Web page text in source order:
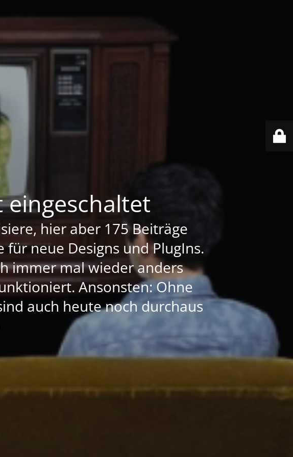
hier aber 175 Beiträge
neue Designs und PlugIns.
immer mal wieder anders
Ansonsten: Ohne
auch heute noch durchaus